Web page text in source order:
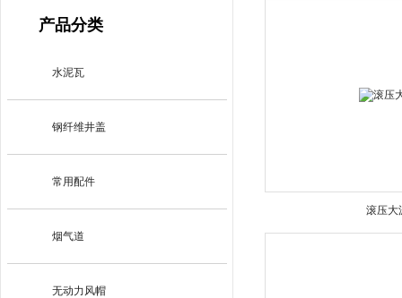
产品分类
水泥瓦
钢纤维井盖
常用配件
烟气道
无动力风帽
滚压大